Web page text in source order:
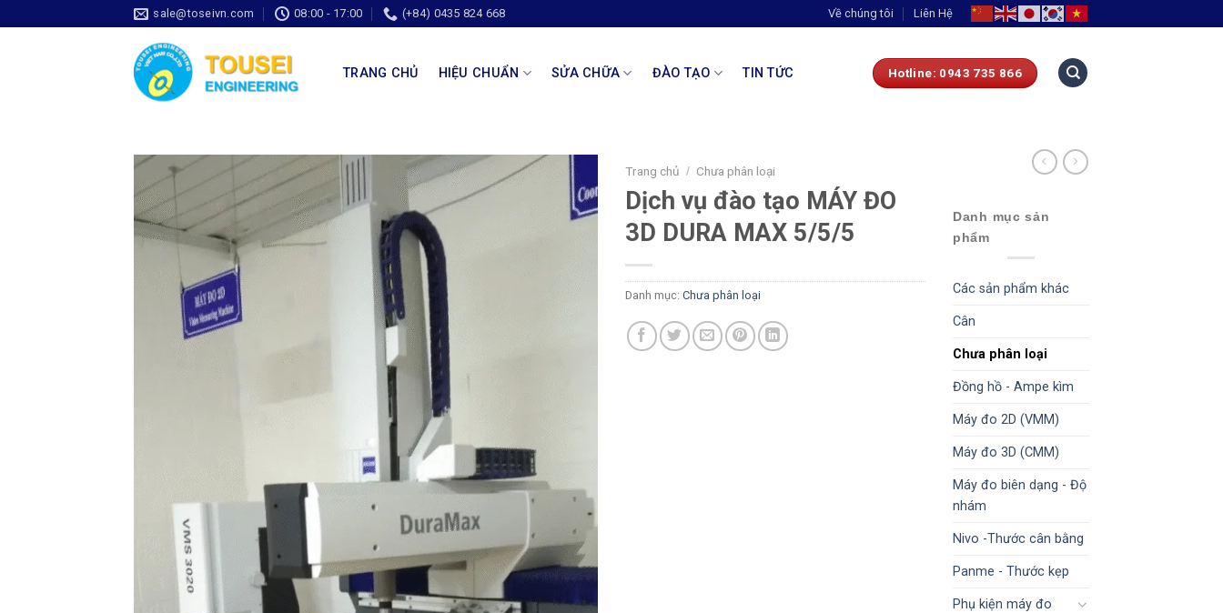
sale@toseivn.com 08:00 - 17:00 (+84) 0435 824 668 Về chúng tôi Liên Hệ
TRANG CHỦ HIỆU CHUẨN SỬA CHỮA ĐÀO TẠO TIN TỨC Hotline: 0943 735 866
Trang chủ / Chưa phân loại
Dịch vụ đào tạo MÁY ĐO
3D DURA MAX 5/5/5
Danh mục: Chưa phân loại
Danh mục sản
phẩm
Các sản phẩm khác
Cân
Chưa phân loại
Đồng hồ - Ampe kìm
Máy đo 2D (VMM)
Máy đo 3D (CMM)
Máy đo biên dạng - Độ
nhám
Nivo -Thước cân bằng
Panme - Thước kẹp
Phụ kiện máy đo